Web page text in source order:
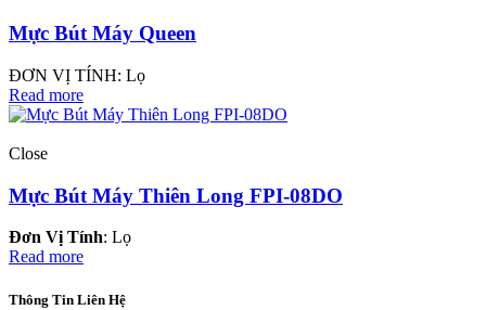
Mực Bút Máy Queen
ĐƠN VỊ TÍNH: Lọ
Read more
Close
Mực Bút Máy Thiên Long FPI-08DO
Đơn Vị Tính: Lọ
Read more
Thông Tin Liên Hệ